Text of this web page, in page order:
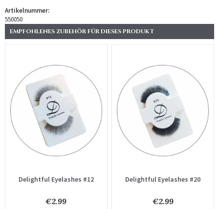
Artikelnummer:
550050
EMPFOHLENES ZUBEHÖR FÜR DIESES PRODUKT
Delightful Eyelashes #12
€2.99
Delightful Eyelashes #20
€2.99